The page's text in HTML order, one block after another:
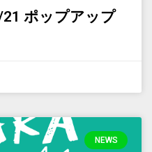
21 ポップアップ
NEWS